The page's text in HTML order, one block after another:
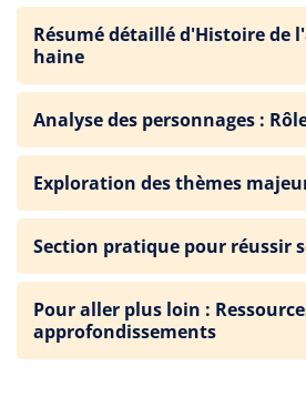
Résumé détaillé d'Histoire de
haine
Analyse des personnages :
Exploration des thèmes
Section pratique pour réussir
Pour aller plus loin :
approfondissements